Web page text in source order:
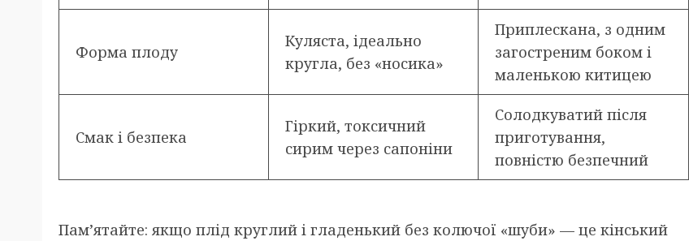
Форма плоду
Куляста, ідеально
кругла, без «носика»
Приплескана, з одним
загостреним боком і
маленькою китицею
Смак і безпека
Гіркий, токсичний
сирим через сапоніни
Солодкуватий після
приготування,
повністю безпечний
Пам’ятайте: якщо плід круглий і гладенький без колючої «шуби» — це кінський